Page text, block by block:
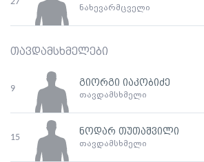
ნახევარმცველი
თავდამსხმელები
9
გიორგი იაკობიძე
თავდამსხმელი
15
ნოდარ თუთაშვილი
თავდამსხმელი